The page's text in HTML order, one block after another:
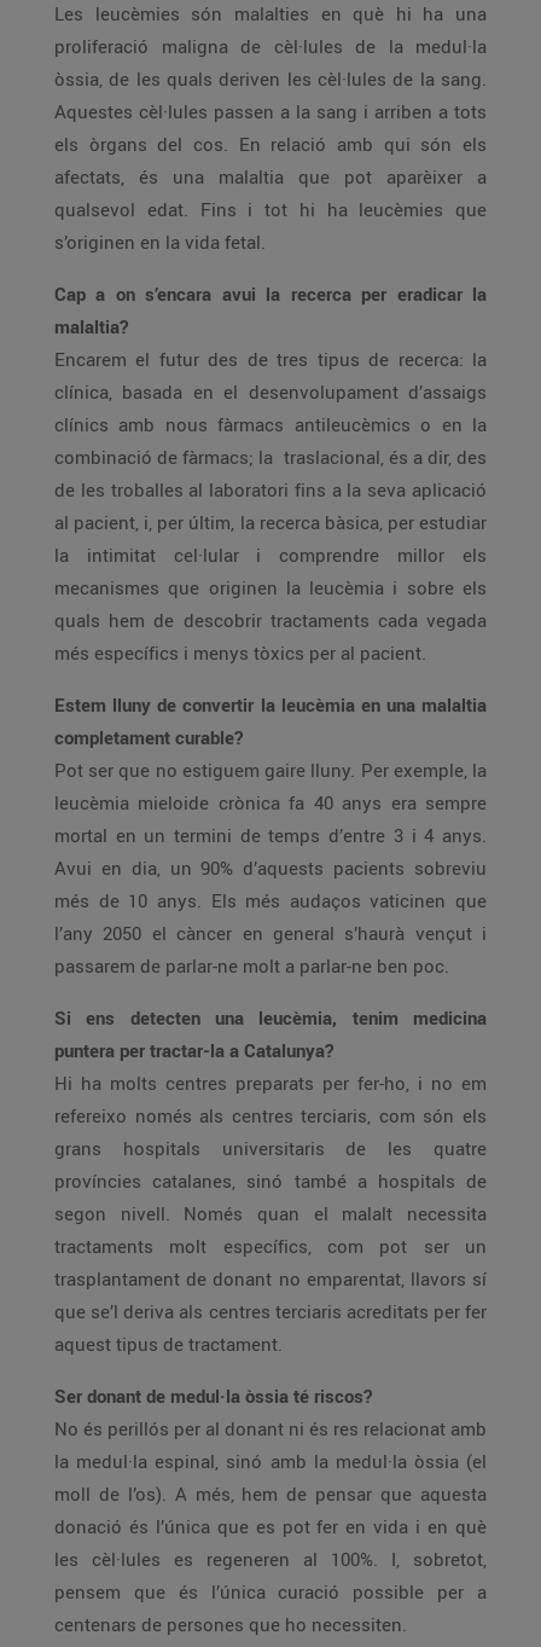
Les leucèmies són malalties en què hi ha una
proliferació maligna de cèl·lules de la medul·la
òssia, de les quals deriven les cèl·lules de la sang.
Aquestes cèl·lules passen a la sang i arriben a tots
els òrgans del cos. En relació amb qui són els
afectats, és una malaltia que pot aparèixer a
qualsevol edat. Fins i tot hi ha leucèmies que
s’originen en la vida fetal.
Cap a on s’encara avui la recerca per eradicar la
malaltia?
Encarem el futur des de tres tipus de recerca: la
clínica, basada en el desenvolupament d’assaigs
clínics amb nous fàrmacs antileucèmics o en la
combinació de fàrmacs; la traslacional, és a dir, des
de les troballes al laboratori fins a la seva aplicació
al pacient, i, per últim, la recerca bàsica, per estudiar
la intimitat cel·lular i comprendre millor els
mecanismes que originen la leucèmia i sobre els
quals hem de descobrir tractaments cada vegada
més específics i menys tòxics per al pacient.
Estem lluny de convertir la leucèmia en una malaltia
completament curable?
Pot ser que no estiguem gaire lluny. Per exemple, la
leucèmia mieloide crònica fa 40 anys era sempre
mortal en un termini de temps d’entre 3 i 4 anys.
Avui en dia, un 90% d’aquests pacients sobreviu
més de 10 anys. Els més audaços vaticinen que
l’any 2050 el càncer en general s’haurà vençut i
passarem de parlar-ne molt a parlar-ne ben poc.
Si ens detecten una leucèmia, tenim medicina
puntera per tractar-la a Catalunya?
Hi ha molts centres preparats per fer-ho, i no em
refereixo només als centres terciaris, com són els
grans hospitals universitaris de les quatre
províncies catalanes, sinó també a hospitals de
segon nivell. Només quan el malalt necessita
tractaments molt específics, com pot ser un
trasplantament de donant no emparentat, llavors sí
que se’l deriva als centres terciaris acreditats per fer
aquest tipus de tractament.
Ser donant de medul·la òssia té riscos?
No és perillós per al donant ni és res relacionat amb
la medul·la espinal, sinó amb la medul·la òssia (el
moll de l’os). A més, hem de pensar que aquesta
donació és l’única que es pot fer en vida i en què
les cèl·lules es regeneren al 100%. I, sobretot,
pensem que és l’única curació possible per a
centenars de persones que ho necessiten.